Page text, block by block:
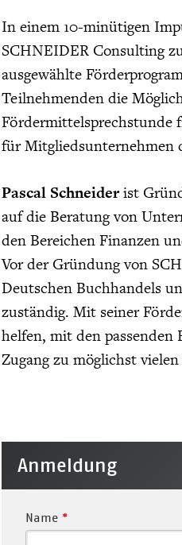
In einem 10-minütigen
SCHNEIDER Consulting
ausgewählte
Teilnehmenden die
Fördermittelsprechstunde
für Mitgliedsunternehmen
Pascal Schneiderist
auf die Beratung von
den Bereichen Finanzen
Vor der Gründung von
Deutschen Buchhandels
zuständig. Mit seiner
helfen, mit den
Zugang zu möglichst
Anmeldung
Name *